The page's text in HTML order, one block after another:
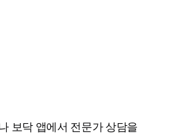
보닥 앱에서 전문가 상담을